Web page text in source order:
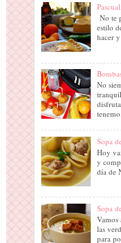
No te
estilo
hacer
No
Sopa
Hoy
y
día de
Sopa
las
para